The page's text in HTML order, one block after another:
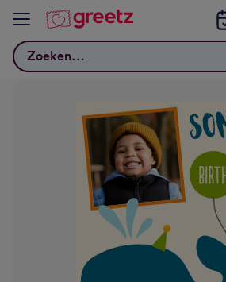
Bekijk meer
Zoeken